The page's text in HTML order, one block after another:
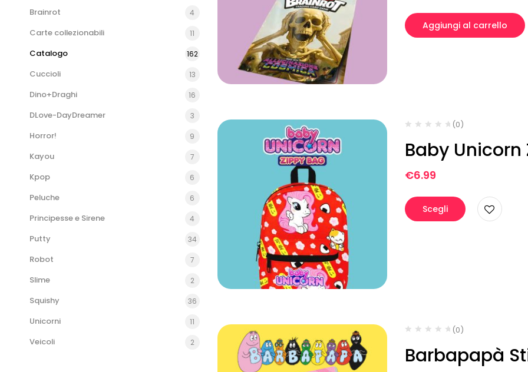
Brainrot 4
Carte collezionabili 11
Catalogo 162
Cuccioli 13
Dino+Draghi 16
DLove-DayDreamer 3
Horror! 9
Kayou 7
Kpop 6
Peluche 6
Principesse e Sirene 4
Putty 34
Robot 7
Slime 2
Squishy 36
Unicorni 11
Veicoli 2
Aggiungi al carrello
(0)
Baby
€6.99
Scegli
(0)
Barbapapà